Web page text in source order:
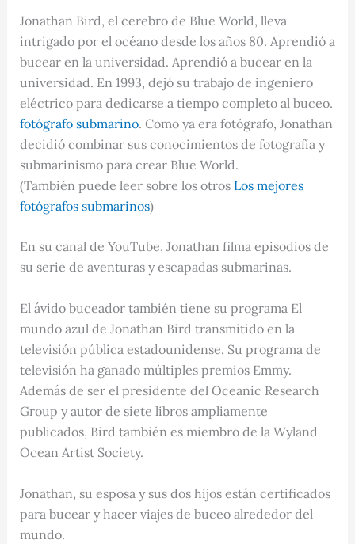
Jonathan Bird, el cerebro de Blue World, lleva
intrigado por el océano desde los años 80. Aprendió a
bucear en la universidad. Aprendió a bucear en la
universidad. En 1993, dejó su trabajo de ingeniero
eléctrico para dedicarse a tiempo completo al buceo.
fotógrafo submarino. Como ya era fotógrafo, Jonathan
decidió combinar sus conocimientos de fotografía y
submarinismo para crear Blue World.
(También puede leer sobre los otros Los mejores
fotógrafos submarinos)
En su canal de YouTube, Jonathan filma episodios de
su serie de aventuras y escapadas submarinas.
El ávido buceador también tiene su programa El
mundo azul de Jonathan Bird transmitido en la
televisión pública estadounidense. Su programa de
televisión ha ganado múltiples premios Emmy.
Además de ser el presidente del Oceanic Research
Group y autor de siete libros ampliamente
publicados, Bird también es miembro de la Wyland
Ocean Artist Society.
Jonathan, su esposa y sus dos hijos están certificados
para bucear y hacer viajes de buceo alrededor del
mundo.